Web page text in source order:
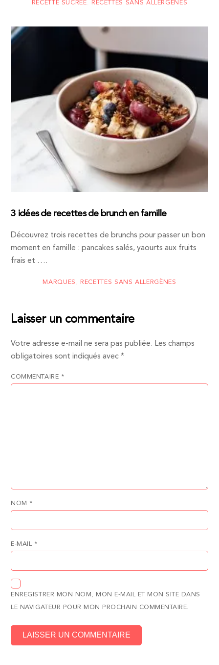
RECETTE SUCRÉE RECETTES SANS ALLERGÈNES
3 idées de recettes de brunch en famille
Découvrez trois recettes de brunchs pour passer un bon
moment en famille : pancakes salés, yaourts aux fruits
frais et ….
MARQUES RECETTES SANS ALLERGÈNES
Laisser un commentaire
Votre adresse e-mail ne sera pas publiée. Les champs
obligatoires sont indiqués avec*
COMMENTAIRE *
NOM *
E-MAIL *
ENREGISTRER MON NOM, MON E-MAIL ET MON SITE DANS
LE NAVIGATEUR POUR MON PROCHAIN COMMENTAIRE.